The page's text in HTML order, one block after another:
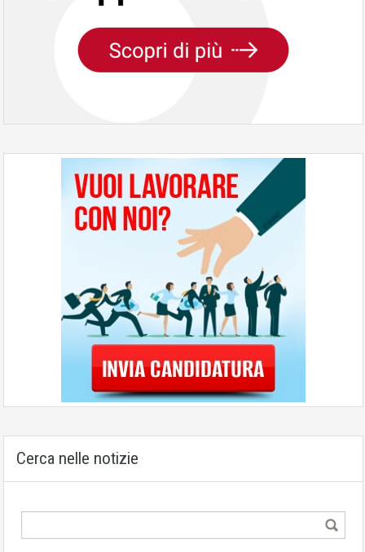
Cerca nelle notizie